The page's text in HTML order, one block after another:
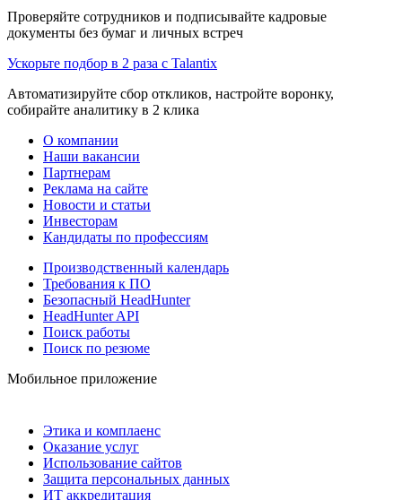
Проверяйте сотрудников и подписывайте кадровые
документы без бумаг и личных встреч
Ускорьте подбор в 2 раза с Talantix
Автоматизируйте сбор откликов, настройте воронку,
собирайте аналитику в 2 клика
О компании
Наши вакансии
Партнерам
Реклама на сайте
Новости и статьи
Инвесторам
Кандидаты по профессиям
Производственный календарь
Требования к ПО
Безопасный HeadHunter
HeadHunter API
Поиск работы
Поиск по резюме
Мобильное приложение
Этика и комплаенс
Оказание услуг
Использование сайтов
Защита персональных данных
ИТ аккредитация